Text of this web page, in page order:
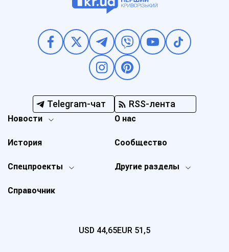
Telegram-чат RSS-лента
Новости
Спецпроекты Другие разделы
История
О нас
Справочник
Сообщество
USD 44,65EUR 51,5